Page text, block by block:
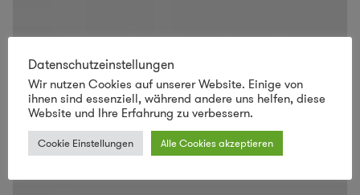
Datenschutzeinstellungen
Wir nutzen Cookies auf unserer Website. Einige von
ihnen sind essenziell, während andere uns helfen, diese
Website und Ihre Erfahrung zu verbessern.
Cookie Einstellungen Alle Cookies akzeptieren